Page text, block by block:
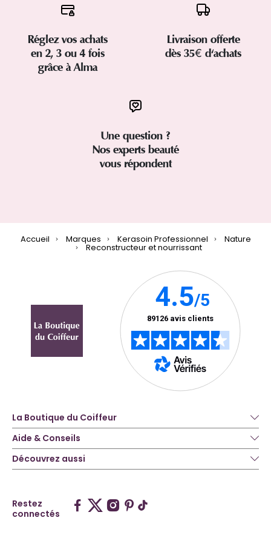
Réglez vos achats
en 2, 3 ou 4 fois
grâce à Alma
Livraison offerte
dès 35€ d'achats
Une question ?
Nos experts beauté
vous répondent
Accueil Marques Kerasoin Professionnel Nature
Reconstructeur et nourrissant
La Boutique du Coiffeur
Aide & Conseils
Découvrez aussi
Restez
connectés